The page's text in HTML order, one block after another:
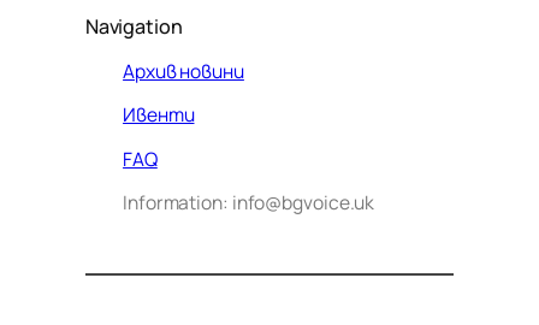
Navigation
Архив новини
Ивенти
FAQ
Information: info@bgvoice.uk
VOICE UK. С какво мога да